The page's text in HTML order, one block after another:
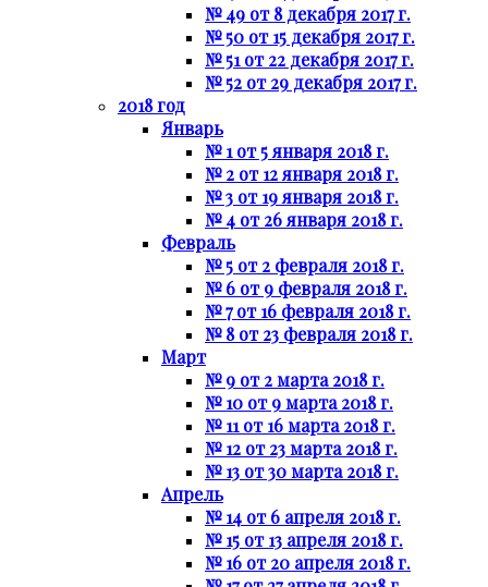
№ 49 от 8 декабря 2017 г.
№ 50 от 15 декабря 2017 г.
№ 51 от 22 декабря 2017 г.
№ 52 от 29 декабря 2017 г.
2018 год
Январь
№ 1 от 5 января 2018 г.
№ 2 от 12 января 2018 г.
№ 3 от 19 января 2018 г.
№ 4 от 26 января 2018 г.
Февраль
№ 5 от 2 февраля 2018 г.
№ 6 от 9 февраля 2018 г.
№ 7 от 16 февраля 2018 г.
№ 8 от 23 февраля 2018 г.
Март
№ 9 от 2 марта 2018 г.
№ 10 от 9 марта 2018 г.
№ 11 от 16 марта 2018 г.
№ 12 от 23 марта 2018 г.
№ 13 от 30 марта 2018 г.
Апрель
№ 14 от 6 апреля 2018 г.
№ 15 от 13 апреля 2018 г.
№ 16 от 20 апреля 2018 г.